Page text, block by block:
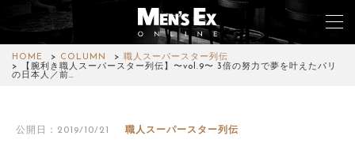
HOME COLUMN
職人スーパースター列伝
【腕利き職人スーパースター列伝】〜vol.9〜 3倍の努力で夢を叶えたパリ
の日本人／前…
公開日：2019/10/21 職人スーパースター列伝
FASHION